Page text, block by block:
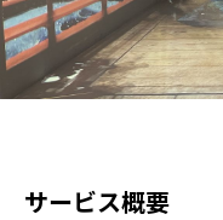
サービス概要